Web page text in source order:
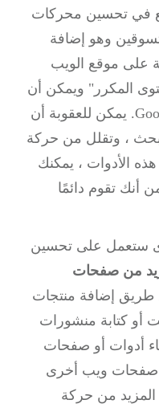
تحسين محركات
وهو إضافة
موقع الويب
ويمكن أن
يمكن للعقوبة أن
، وتقلل من حركة
الأدوات ، يمكنك
تقوم دائمًا
على تحسين
من صفحات
إضافة منتجات
كتابة منشورات
أو صفحات
ويب أخرى
من حركة